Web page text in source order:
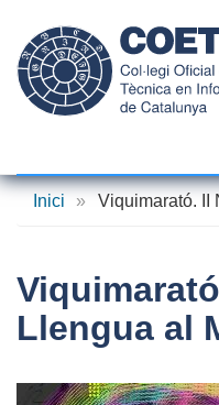
contingut
Inici
» Viquimarató. II
Llengua al